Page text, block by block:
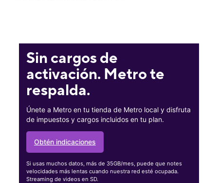
Sin cargos de
activación. Metro te
respalda.
Únete a Metro en tu tienda de Metro local y disfruta
de impuestos y cargos incluidos en tu plan.
Obtén indicaciones
Si usas muchos datos, más de 35GB/mes, puede que notes
velocidades más lentas cuando nuestra red esté ocupada.
Streaming de videos en SD.